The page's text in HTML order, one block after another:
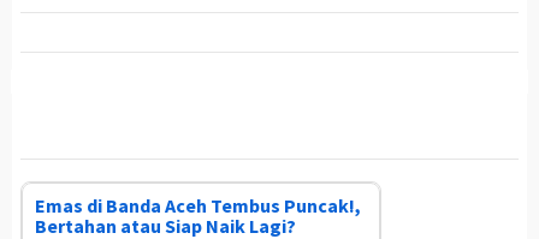
Emas di Banda Aceh Tembus Puncak!,
Bertahan atau Siap Naik Lagi?